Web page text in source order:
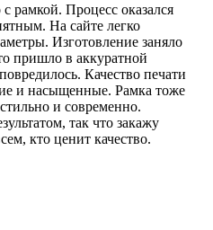
с рамкой. Процесс оказался
На сайте легко
Изготовление заняло
пришло в аккуратной
Качество печати
и насыщенные. Рамка тоже
и современно.
так что закажу
кто ценит качество.